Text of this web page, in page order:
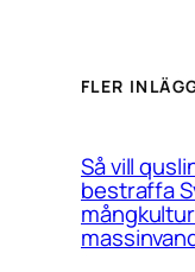
FLER
Så vill
bestraffa